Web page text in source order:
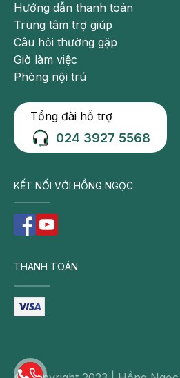
Hướng dẫn thanh toán
Trung tâm trợ giúp
Câu hỏi thường gặp
Giờ làm việc
Phòng nội trú
Tổng đài hỗ trợ
024 3927 5568
KẾT NỐI VỚI HỒNG NGỌC
THANH TOÁN